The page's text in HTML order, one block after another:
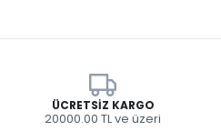
ÜCRETSIZ KARGO
20000.00 TL ve üzeri